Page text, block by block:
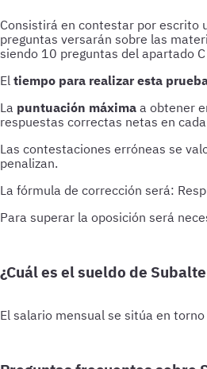
Consistirá en contestar por escrito
preguntas versarán sobre las
siendo 10 preguntas del apartado
El tiempo para realizar esta
La puntuación máxima a obtener
respuestas correctas netas en
Las contestaciones erróneas se
penalizan.
La fórmula de corrección será:
Para superar la oposición será
¿Cuál es el sueldo de
El salario mensual se sitúa en